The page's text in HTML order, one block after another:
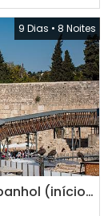
9 Dias • 8 Noites
Israel & Mar Morto - Saídas em espanhol (início sábados)